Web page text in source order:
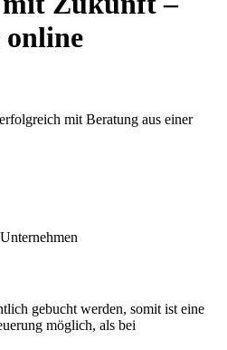
online
mit Beratung aus einer
gebucht werden, somit ist eine
möglich, als bei